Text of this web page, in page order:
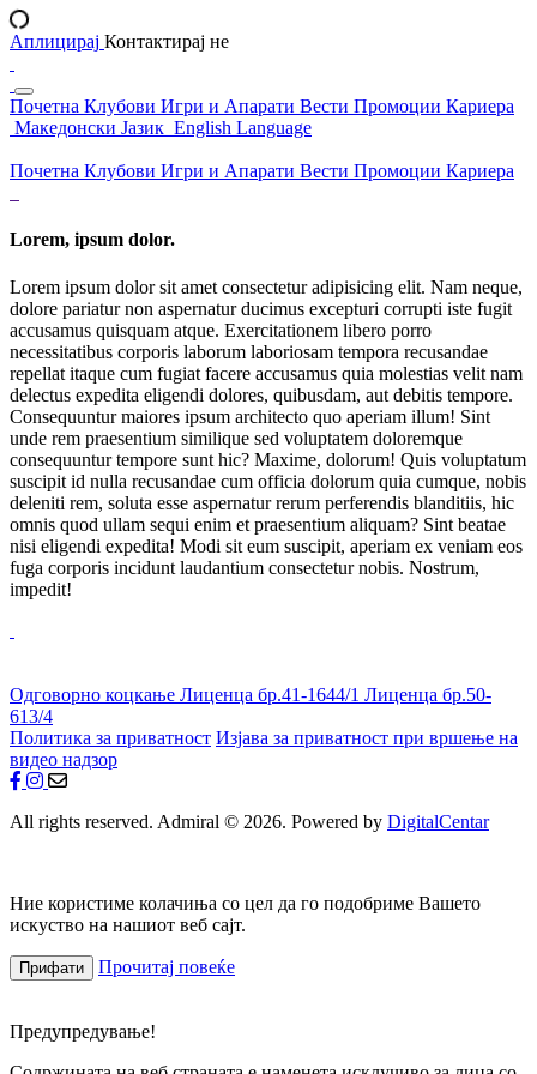
Аплицирај Контактирај не
Почетна Клубови Игри и Апарати Вести Промоции Кариера
Македонски Јазик English Language
Почетна Клубови Игри и Апарати Вести Промоции Кариера
Lorem, ipsum dolor.
Lorem ipsum dolor sit amet consectetur adipisicing elit. Nam neque,
dolore pariatur non aspernatur ducimus excepturi corrupti iste fugit
accusamus quisquam atque. Exercitationem libero porro
necessitatibus corporis laborum laboriosam tempora recusandae
repellat itaque cum fugiat facere accusamus quia molestias velit nam
delectus expedita eligendi dolores, quibusdam, aut debitis tempore.
Consequuntur maiores ipsum architecto quo aperiam illum! Sint
unde rem praesentium similique sed voluptatem doloremque
consequuntur tempore sunt hic? Maxime, dolorum! Quis voluptatum
suscipit id nulla recusandae cum officia dolorum quia cumque, nobis
deleniti rem, soluta esse aspernatur rerum perferendis blanditiis, hic
omnis quod ullam sequi enim et praesentium aliquam? Sint beatae
nisi eligendi expedita! Modi sit eum suscipit, aperiam ex veniam eos
fuga corporis incidunt laudantium consectetur nobis. Nostrum,
impedit!
Одговорно коцкање Лиценца бр.41-1644/1 Лиценца бр.50-
613/4
Политика за приватност Изјава за приватност при вршење на
видео надзор
All rights reserved. Admiral © 2026. Powered by DigitalCentar
Ние користиме колачиња со цел да го подобриме Вашето
искуство на нашиот веб сајт.
Прифати Прочитај повеќе
Предупредување!